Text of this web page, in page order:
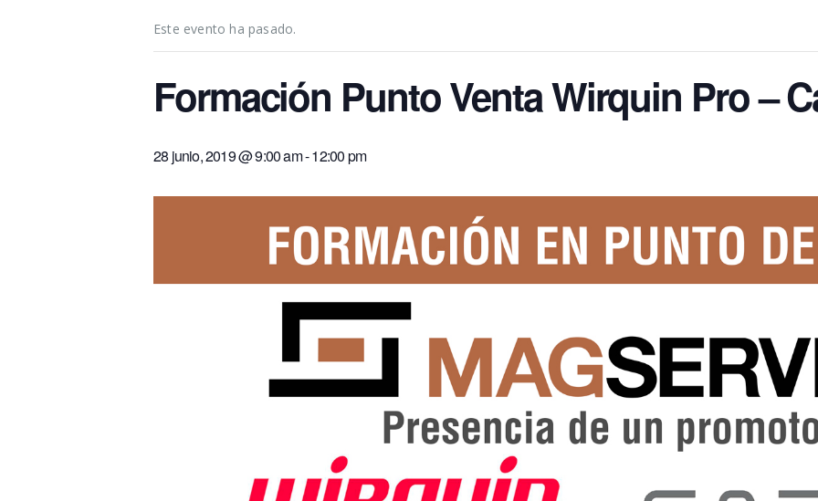
Este evento ha pasado.
Formación Punto Venta Wirquin Pro –
28 junio, 2019 @ 9:00 am-12:00 pm